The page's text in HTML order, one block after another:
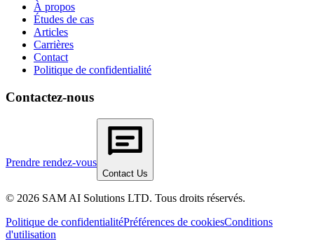
À propos
Études de cas
Articles
Carrières
Contact
Politique de confidentialité
Contactez-nous
Prendre rendez-vous
Contact Us
© 2026 SAM AI Solutions LTD. Tous droits réservés.
Politique de confidentialitéPréférences de cookiesConditions
d'utilisation